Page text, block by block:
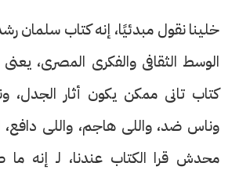
خلينا نقول مبدئيًا، إنه كتاب سلمان
الوسط الثقافى والفكرى المصرى،
كتاب تانى ممكن يكون أثار
وناس ضد، واللى هاجم، واللى دافع،
محدش قرا الكتاب عندنا، لـ إنه